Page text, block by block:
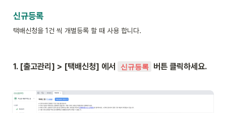
신규등록
택배신청을 1건 씩 개별등록 할 때 사용 합니다.
1. [출고관리] > [택배신청] 에서 신규등록 버튼 클릭하세요.